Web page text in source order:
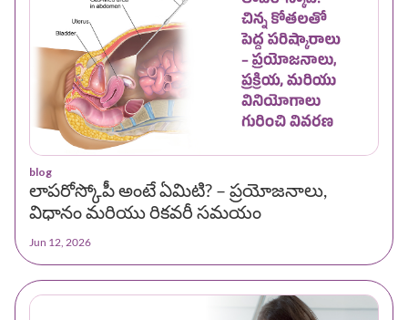
blog
లాపరోస్కోపీ అంటే ఏమిటి? – ప్రయోజనాలు,
విధానం మరియు రికవరీ సమయం
Jun 12, 2026